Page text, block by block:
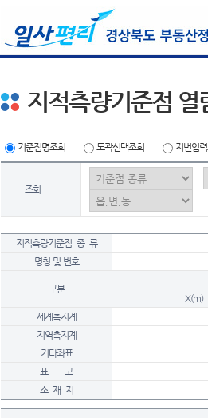
지적측량기준점 열
기준점명조회 도곽선택조회 지번입
조회
지적측량기준점 종 류
명칭 및 번호
구분
X(m)
세계측지계
지역측지계
기타좌표
표 고
소 재 지